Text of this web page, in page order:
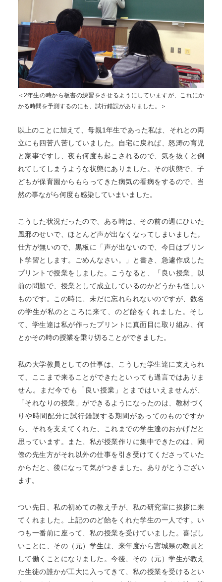
＜2年生の時から板書の練習をさせるようにしていますが、これにか
かる時間を予測するのにも、試行錯誤がありました。＞
以上のことに加えて、母親1年生であった私は、それとの両
立にも四苦八苦していました。自宅に戻れば、怒涛の育児
と家事ですし、夜も何度も起こされるので、気を抜くと倒
れてしてしまうような状態にありました。その状態で、子
どもが保育園からもらってきた病気の看病をするので、当
然の事ながら何度も感染していまいました。
こうした状況だったので、ある時は、その前の週にひいた
風邪のせいで、ほとんど声が出なくなってしまいました。
仕方が無いので、黒板に「声が出ないので、今日はプリン
ト学習とします。ごめんなさい。」と書き、急遽作成した
プリントで授業をしました。こうなると、「良い授業」以
前の問題で、授業として成立しているのかどうかも怪しい
ものです。この時に、未だに忘れられないのですが、数名
の学生が私のところに来て、のど飴をくれました。そし
て、学生達は私が作ったプリントに真面目に取り組み、何
とかその時の授業を乗り切ることができました。
私の大学教員としての仕事は、こうした学生達に支えられ
て、ここまで来ることができたといっても過言ではありま
せん。まだ今でも「良い授業」とまではいえませんが、
「それなりの授業」ができるようになったのは、教材づく
りや時間配分に試行錯誤する期間があってのものですか
ら、それを支えてくれた、これまでの学生達のおかげだと
思っています。また、私が授業作りに集中できたのは、同
僚の先生方がそれ以外の仕事を引き受けてくださっていた
からだと、後になって気がつきました。ありがとうござい
ます。
つい先日、私の初めての教え子が、私の研究室に挨拶に来
てくれました。上記ののど飴をくれた学生の一人です。い
つも一番前に座って、私の授業を受けていました。喜ばし
いことに、その（元）学生は、来年度から宮城県の教員と
して働くことになりました。今後、その（元）学生が教え
た生徒の誰かが工大に入ってきて、私の授業を受けるとい